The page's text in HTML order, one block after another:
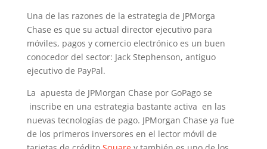
Una de las razones de la estrategia de JPMorga
Chase es que su actual director ejecutivo para
móviles, pagos y comercio electrónico es un buen
conocedor del sector: Jack Stephenson, antiguo
ejecutivo de PayPal.
La apuesta de JPMorgan Chase por GoPago se
inscribe en una estrategia bastante activa en las
nuevas tecnologías de pago. JPMorgan Chase ya fue
de los primeros inversores en el lector móvil de